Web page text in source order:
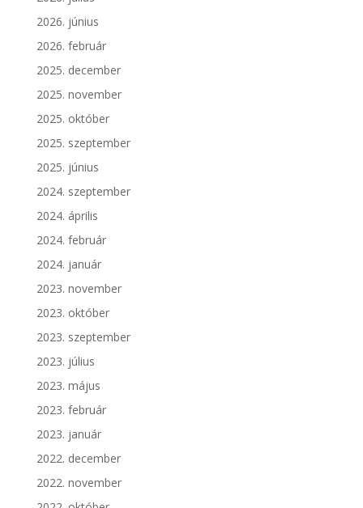
2026. június
2026. február
2025. december
2025. november
2025. október
2025. szeptember
2025. június
2024. szeptember
2024. április
2024. február
2024. január
2023. november
2023. október
2023. szeptember
2023. július
2023. május
2023. február
2023. január
2022. december
2022. november